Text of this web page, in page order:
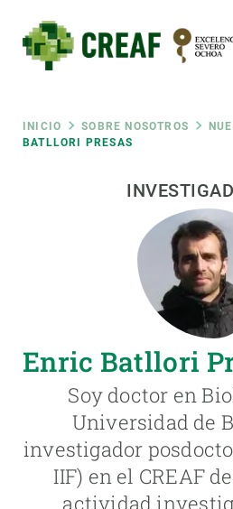
contenido
principal
Ruta
navegación
INICIO SOBRE NOSOTROS
BATLLORI PRESAS
Enric Batllori
Soy doctor en
Universidad de
investigador
IIF) en el CREAF
actividad
RRSS
Featured
responsive
CIENCIA EN ACCIÓN
ÚNETE A NOSOTROS
PARTICIPA
NOTICIAS Y AGENDA